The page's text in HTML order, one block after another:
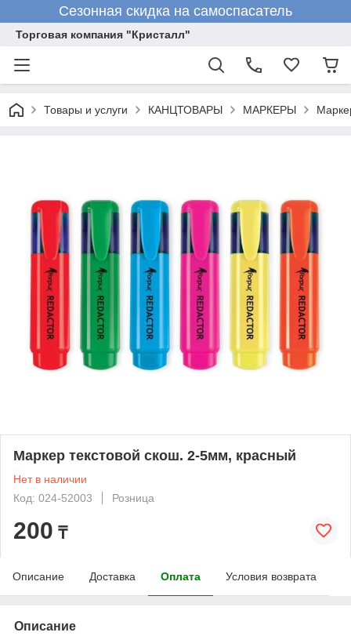
Сезонная скидка на самоспасатель
Торговая компания "Кристалл"
Товары и услуги КАНЦТОВАРЫ МАРКЕРЫ
Маркер текстовой скош. 2-5мм, красный
Нет в наличии
Код: 024-52003
Розница
200 ₸
Описание Доставка Оплата Условия возврата
Описание